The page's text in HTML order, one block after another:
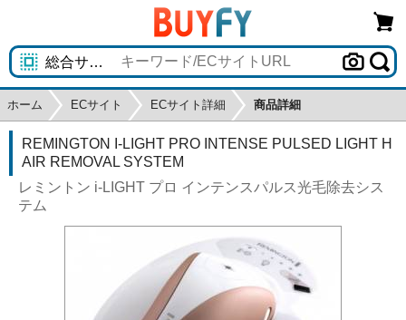
ホーム ECサイト ECサイト詳細 商品詳細
REMINGTON I-LIGHT PRO INTENSE PULSED LIGHT H
AIR REMOVAL SYSTEM
レミントン i-LIGHT プロ インテンスパルス光毛除去シス
テム